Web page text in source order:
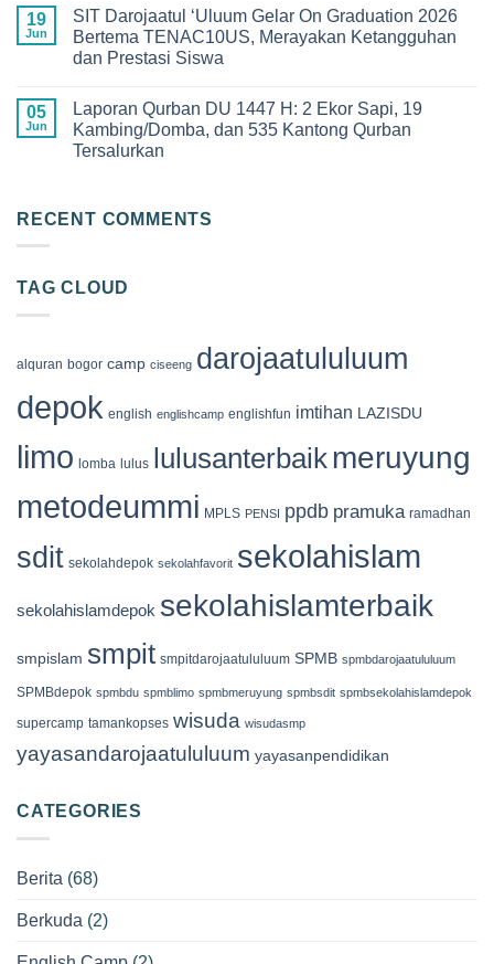
SMPIT
Darojaatul
Uluum
yang
Penuh
Pelepasan
Siswa-
Siswi
Angkatan
Darojaatul
‘Uluum
Tahun
2026
on
Keseruan
Qur’an
Camp
Megamendung
Bogor,
Membangun
Generasi
Cinta
19
Jun
SIT Darojaatul ‘Uluum Gelar On Graduation 2026
Bertema TENAC10US, Merayakan Ketangguhan
dan Prestasi Siswa
SIT
Darojaatul
‘Uluum
Bertema
dan
Prestasi
05
Jun
Laporan Qurban DU 1447 H: 2 Ekor Sapi, 19
Kambing/Domba, dan 535 Kantong Qurban
Tersalurkan
Laporan
Qurban
2
dan
535
Qurban
Tersalurkan
RECENT COMMENTS
TAG CLOUD
alquran bogor camp ciseeng darojaatululuum
depok english englishcamp englishfun imtihan LAZISDU
limo lomba lulus lulusanterbaik meruyung
metodeummi MPLS PENSI ppdb pramuka ramadhan
sdit sekolahdepok sekolahfavorit sekolahislam
sekolahislamdepok sekolahislamterbaik
smpislam smpit smpitdarojaatululuum SPMB spmbdarojaatululuum
SPMBdepok spmbdu spmblimo spmbmeruyung spmbsdit spmbsekolahislamdepok
supercamp tamankopses wisuda wisudasmp
yayasandarojaatululuum yayasanpendidikan
CATEGORIES
Berita (68)
Berkuda (2)